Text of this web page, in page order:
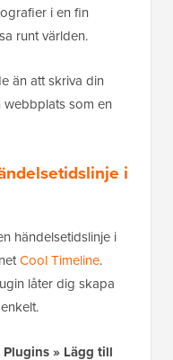
i en fin
runt världen.
än att skriva din
som en
i
händelsetidslinje i
Cool Timeline.
låter dig skapa
Plugins » Lägg till